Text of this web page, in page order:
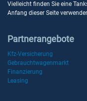
Vielleicht finden Sie eine
Anfang dieser Seite
Partnerangebote
Kfz-Versicherung
Gebrauchtwagenmarkt
Finanzierung
Leasing